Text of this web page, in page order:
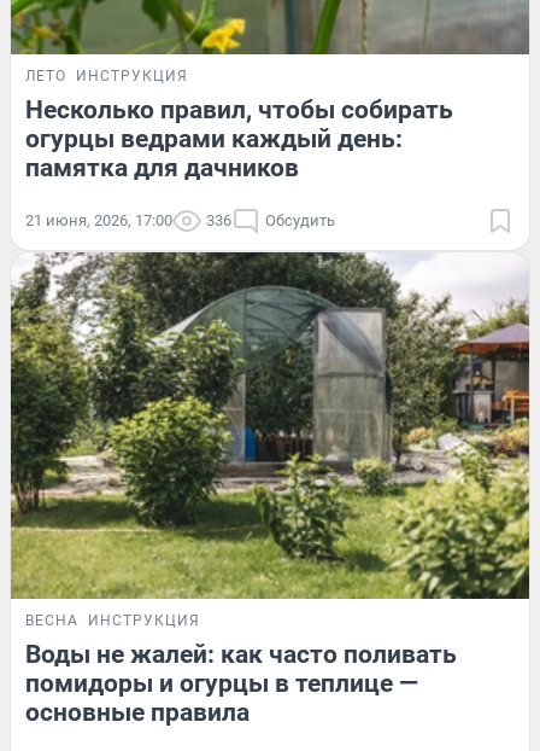
ЛЕТО ИНСТРУКЦИЯ
Несколько правил, чтобы собирать
огурцы ведрами каждый день:
памятка для дачников
21 июня, 2026, 17:00 336 Обсудить
ВЕСНА ИНСТРУКЦИЯ
Воды не жалей: как часто поливать
помидоры и огурцы в теплице —
основные правила